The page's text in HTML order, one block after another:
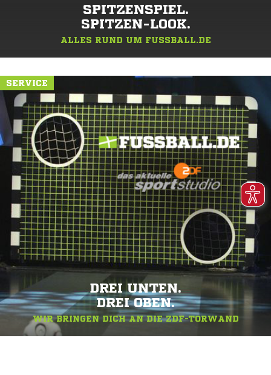
SPITZENSPIEL.
SPITZEN-LOOK.
ALLES RUND UM FUSSBALL.DE
SERVICE
DREI UNTEN.
DREI OBEN.
WIR BRINGEN DICH AN DIE ZDF-TORWAND